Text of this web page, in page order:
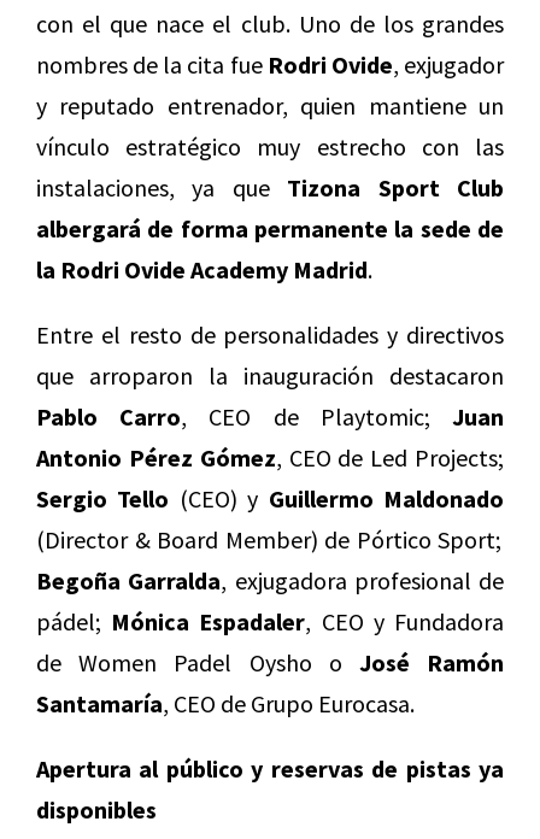
con el que nace el club. Uno de los grandes
nombres de la cita fue Rodri Ovide, exjugador
y reputado entrenador, quien mantiene un
vínculo estratégico muy estrecho con las
instalaciones, ya que Tizona Sport Club
albergará de forma permanente la sede de
la Rodri Ovide Academy Madrid.
Entre el resto de personalidades y directivos
que arroparon la inauguración destacaron
Pablo Carro, CEO de Playtomic;Juan
Antonio Pérez Gómez, CEO de Led Projects;
Sergio Tello (CEO) y Guillermo Maldonado
(Director & Board Member) de Pórtico Sport;
Begoña Garralda, exjugadora profesional de
pádel; Mónica Espadaler, CEO y Fundadora
de Women Padel Oysho o José Ramón
Santamaría, CEO de Grupo Eurocasa.
Apertura al público y reservas de pistas ya
disponibles